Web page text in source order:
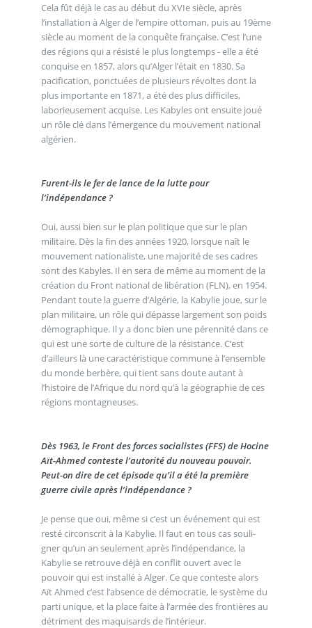
Cela fût déjà le cas au début du XVIe siècle, après
l’installation à Alger de l’empire ottoman, puis au 19ème
siècle au moment de la conquête française. C’est l’une
des régions qui a résisté le plus longtemps - elle a été
conquise en 1857, alors qu’Alger l’était en 1830. Sa
pacification, ponctuées de plusieurs révoltes dont la
plus importante en 1871, a été des plus difficiles,
laborieusement acquise. Les Kabyles ont ensuite joué
un rôle clé dans l’émergence du mouvement national
algérien.
Furent-ils le fer de lance de la lutte pour
l’indépendance ?
Oui, aussi bien sur le plan politique que sur le plan
militaire. Dès la fin des années 1920, lorsque naît le
mouvement nationaliste, une majorité de ses cadres
sont des Kabyles. Il en sera de même au moment de la
création du Front national de libération (FLN), en 1954.
Pendant toute la guerre d’Algérie, la Kabylie joue, sur le
plan militaire, un rôle qui dépasse largement son poids
démographique. Il y a donc bien une pérennité dans ce
qui est une sorte de culture de la résistance. C’est
d’ailleurs là une caractéristique commune à l’ensemble
du monde berbère, qui tient sans doute autant à
l’histoire de l’Afrique du nord qu’à la géographie de ces
régions montagneuses.
Dès 1963, le Front des forces socialistes (FFS) de Hocine
Aït-Ahmed conteste l’autorité du nouveau pouvoir.
Peut-on dire de cet épisode qu’il a été la première
guerre civile après l’indépendance ?
Je pense que oui, même si c’est un événement qui est
resté circonscrit à la Kabylie. Il faut en tous cas souli-
gner qu’un an seulement après l’indépendance, la
Kabylie se retrouve déjà en conflit ouvert avec le
pouvoir qui est installé à Alger. Ce que conteste alors
Aït Ahmed c’est l’absence de démocratie, le système du
parti unique, et la place faite à l’armée des frontières au
détriment des maquisards de l’intérieur.